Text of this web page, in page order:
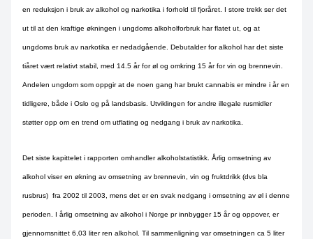
en reduksjon i bruk av alkohol og narkotika i forhold til fjoråret. I store trekk ser det
ut til at den kraftige økningen i ungdoms alkoholforbruk har flatet ut, og at
ungdoms bruk av narkotika er nedadgående. Debutalder for alkohol har det siste
tiåret vært relativt stabil, med 14.5 år for øl og omkring 15 år for vin og brennevin.
Andelen ungdom som oppgir at de noen gang har brukt cannabis er mindre i år en
tidligere, både i Oslo og på landsbasis. Utviklingen for andre illegale rusmidler
støtter opp om en trend om utflating og nedgang i bruk av narkotika.
Det siste kapittelet i rapporten omhandler alkoholstatistikk. Årlig omsetning av
alkohol viser en økning av omsetning av brennevin, vin og fruktdrikk (dvs bla
rusbrus) fra 2002 til 2003, mens det er en svak nedgang i omsetning av øl i denne
perioden. I årlig omsetning av alkohol i Norge pr innbygger 15 år og oppover, er
gjennomsnittet 6,03 liter ren alkohol. Til sammenligning var omsetningen ca 5 liter